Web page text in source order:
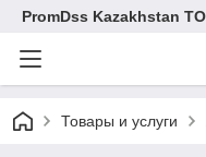
PromDss Kazakhstan
Товары и услуги